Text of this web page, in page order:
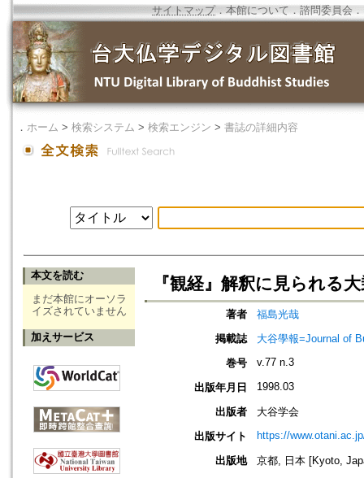
サイトマップ．本館について ． 諮問委員会 ．
． ホーム > 検索システム > 検索エンジン > 書誌の詳細内容
本文を読む
まだ本館にオーソラ
イズされていません
加えサービス
『観経』解釈に見られる
著者
福島光哉
掲載誌
大谷學報=Journal of
巻号
v.77 n.3
出版年月日 1998.03
出版者
大谷学会
出版サイト
https://
出版地
京都, 日本 [Kyoto,